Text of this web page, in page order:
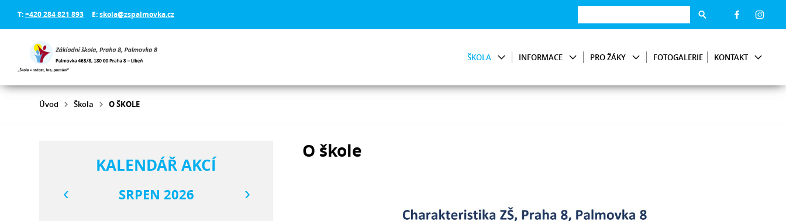
T:+420 284 821 893 E:skola@zspalmovka.cz
ŠKOLA INFORMACE PRO ŽÁKY FOTOGALERIE KONTAKT
Úvod Škola O ŠKOLE
O škole
KALENDÁŘ AKCÍ
SRPEN 2026